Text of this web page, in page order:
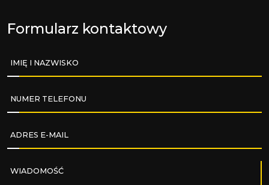
Formularz kontaktowy
IMIĘ I NAZWISKO
NUMER TELEFONU
ADRES E-MAIL
WIADOMOŚĆ